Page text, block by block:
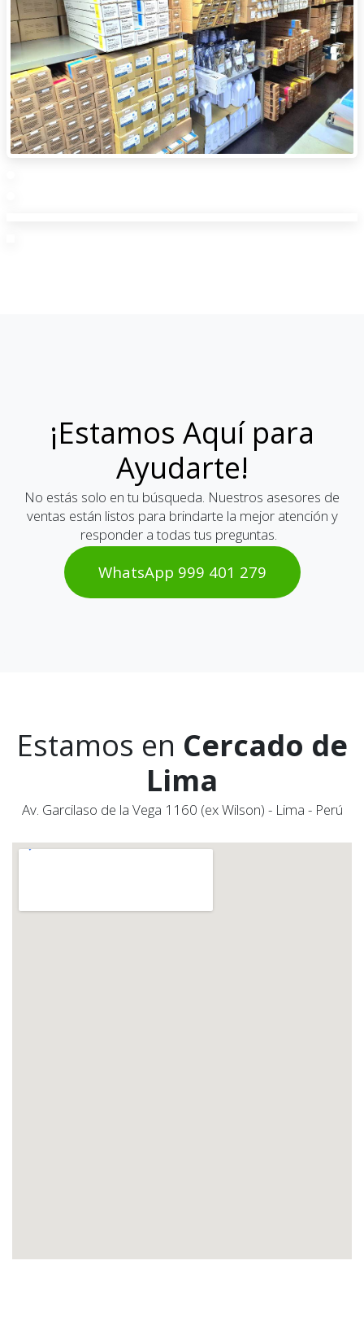
¡Estamos Aquí para
Ayudarte!
No estás solo en tu búsqueda. Nuestros asesores de
ventas están listos para brindarte la mejor atención y
responder a todas tus preguntas.
WhatsAp​​​​p 999 401 2​​79
Estamos en Cercado de
Lima
Av. Garcilaso de la Vega 1160 (ex Wilson) - Lima - Perú